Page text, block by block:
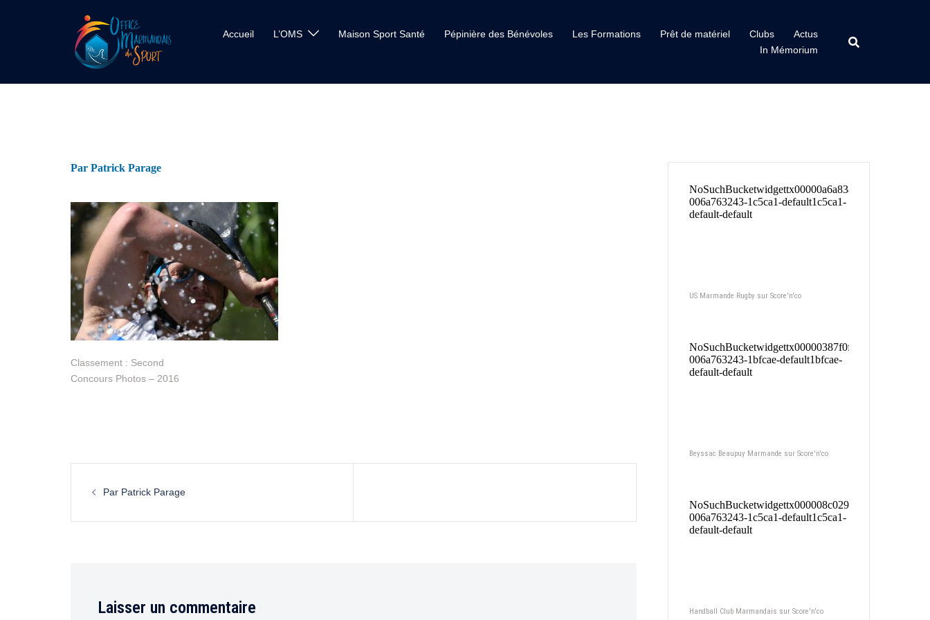
Accueil L’OMS Maison Sport Santé Pépinière des Bénévoles Les Formations Prêt de matériel Clubs
Actus
In Mémorium
Par Patrick Parage
Classement : Second
Concours Photos – 2016
Par Patrick Parage
Laisser un commentaire
US Marmande Rugby sur Score'n'co
Beyssac Beaupuy Marmande sur Score'n'co
Handball Club Marmandais sur Score'n'co